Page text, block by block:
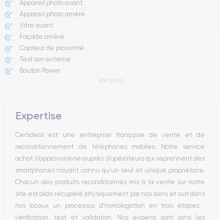
Appareil photo avant
Appareil photo arrière ​
Vitre avant ​
Façade arrière
Capteur de proximité
Test son externe
Bouton Power
Haut parleur
Bouton Home
Bluetooth
WiFi
Réseau
Vibreur
Prise USB
Voir plus
Expertise
Certideal est une entreprise française de vente et de
reconditionnement de téléphones mobiles. Notre service
achat s’approvisionne auprès d’opérateurs qui reprennent des
smartphones n’ayant connu qu’un seul et unique propriétaire.
Chacun des produits reconditionnés mis à la vente sur notre
site est alors récupéré physiquement par nos soins et suit dans
nos locaux un processus d’homologation en trois étapes :
vérification, test et validation. Nos experts sont ainsi les